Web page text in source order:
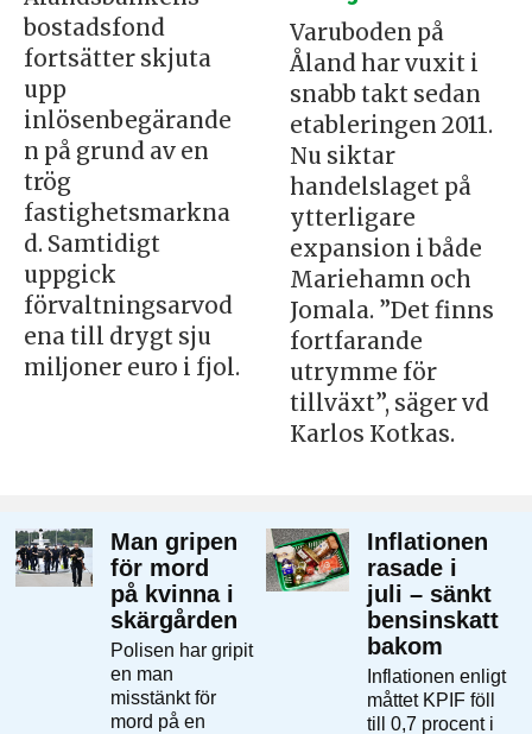
bostadsfond
fortsätter skjuta
upp
inlösenbegärande
n på grund av en
trög
fastighetsmarkna
d. Samtidigt
uppgick
förvaltningsarvod
ena till drygt sju
miljoner euro i fjol.
Varuboden på
Åland har vuxit i
snabb takt sedan
etableringen 2011.
Nu siktar
handelslaget på
ytterligare
expansion i både
Mariehamn och
Jomala. ”Det finns
fortfarande
utrymme för
tillväxt”, säger vd
Karlos Kotkas.